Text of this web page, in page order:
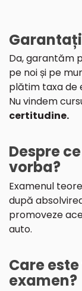
Da, garantăm
pe noi și pe
plătim taxa de
Nu vindem
certitudine.
Despre
vorba?
Examenul
după
promoveze
auto.
Care
examen?